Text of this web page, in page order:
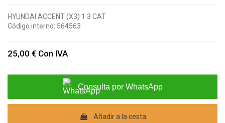
HYUNDAI ACCENT (X3) 1.3 CAT
Código interno: 564563
25,00 € Con IVA
Consulta por WhatsApp
Añadir a la cesta